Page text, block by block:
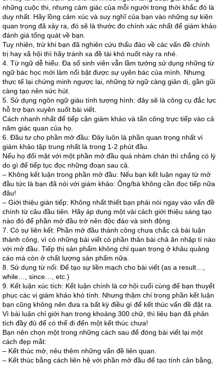
những cuộc thi, nhưng cảm giác của mỗi người trong thời khắc đó là
duy nhất. Hãy lồng cảm xúc và suy nghĩ của bạn vào những sự kiện
quan trọng đã xảy ra, đó sẽ là thước đo chính xác nhất để giám khảo
đánh giá tổng quát về bạn.
Tuy nhiên, trừ khi bạn đã nghiên cứu thấu đáo về các vấn đề chính
trị hay xã hội thì hãy tránh xa đề tài khó nuốt này ra nhé.
4. Từ ngữ dễ hiểu: Đa số sinh viên vẫn lầm tưởng sử dụng những từ
ngữ bác học mới làm nổi bật được sự uyên bác của mình. Nhưng
thực tế lại chứng minh ngược lại, những từ ngữ càng giản dị, gần gũi
càng tạo nên sức hút.
5. Sử dụng ngôn ngữ giàu tính tượng hình: đây sẽ là công cụ đắc lực
hỗ trợ bạn xuyên suốt bài viết.
Cách nhanh nhất để tiếp cận giám khảo và tấn công trực tiếp vào cả
năm giác quan của họ.
6. Đầu tư cho phần mở đầu: Đây luôn là phần quan trọng nhất vì
giám khảo tập trung nhất là trong 1-2 phút đầu.
Nếu họ đối mặt với một phần mở đầu quá nhàm chán thì chẳng có lý
do gì để tiếp tục đọc những đoạn sau cả.
– Không kết luận trong phần mở đầu: Nếu bạn kết luận ngay từ mở
đầu tức là bạn đã nói với giám khảo: Ông/bà không cần đọc tiếp nữa
đâu!
– Giới thiệu gián tiếp: Không nhất thiết bạn phải nói ngay vào vấn đề
chính từ câu đầu tiên. Hãy áp dụng một vài cách giới thiệu sáng tạo
nào đó để phần mở đầu trở nên độc đáo và sinh động.
7. Có sự liên kết: Phần mở đầu thành công chưa chắc cả bài luận
thành công, vì có những bài viết có phần thân bài chả ăn nhập tí nào
với mở đầu. Tiếp thị sản phẩm không chỉ quan trọng ở khâu quảng
cáo mà còn ở chất lượng sản phẩm nữa.
8. Sử dụng từ nối: Để tạo sự liền mạch cho bài viết (as a result…,
while…, since…, etc.)
9. Kết luận xúc tích: Kết luận chính là cơ hội cuối cùng để bạn thuyết
phục các vị giám khảo khó tính. Nhưng thậm chí trong phần kết luận
bạn cũng không nên đưa ra bất kỳ điều gì để kết thúc vấn đề đặt ra.
Vì bài luận chỉ giới hạn trong khoảng 300 chữ, thì liệu bạn đã phân
tích đầy đủ để có thể đi đến một kết thúc chưa!
Bạn nên chọn một trong những cách sau để đóng bài viết lại một
cách đẹp mắt:
– Kết thúc mở, nêu thêm những vấn đề liên quan.
– Kết thúc bằng cách liên hệ với phần mở đầu để tạo tính cân bằng,